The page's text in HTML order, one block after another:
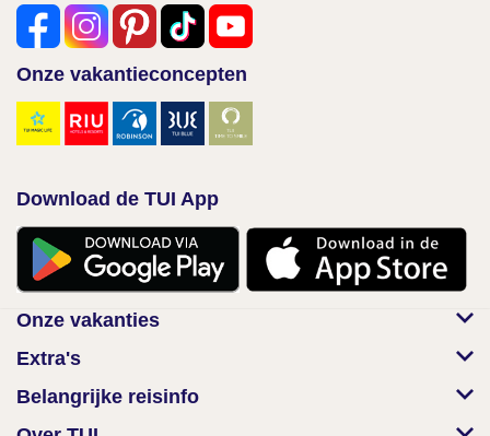
Onze vakantieconcepten
Download de TUI App
Onze vakanties
Extra's
Belangrijke reisinfo